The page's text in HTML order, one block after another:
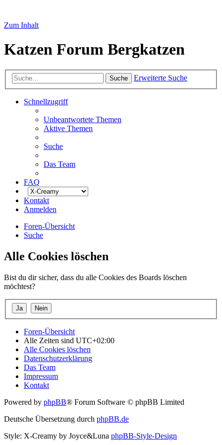
Zum Inhalt
Katzen Forum Bergkatzen
Suche Erweiterte Suche
Schnellzugriff
Unbeantwortete Themen
Aktive Themen
Suche
Das Team
FAQ
Kontakt
Anmelden
Foren-Übersicht
Suche
Alle Cookies löschen
Bist du dir sicher, dass du alle Cookies des Boards löschen
möchtest?
Foren-Übersicht
Alle Zeiten sind UTC+02:00
Alle Cookies löschen
Datenschutzerklärung
Das Team
Impressum
Kontakt
Powered by phpBB® Forum Software © phpBB Limited
Deutsche Übersetzung durch phpBB.de
Style: X-Creamy by Joyce&Luna phpBB-Style-Design